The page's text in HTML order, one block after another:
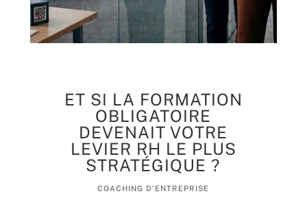
ET SI LA FORMATION
OBLIGATOIRE
DEVENAIT VOTRE
LEVIER RH LE PLUS
STRATÉGIQUE ?
COACHING D'ENTREPRISE